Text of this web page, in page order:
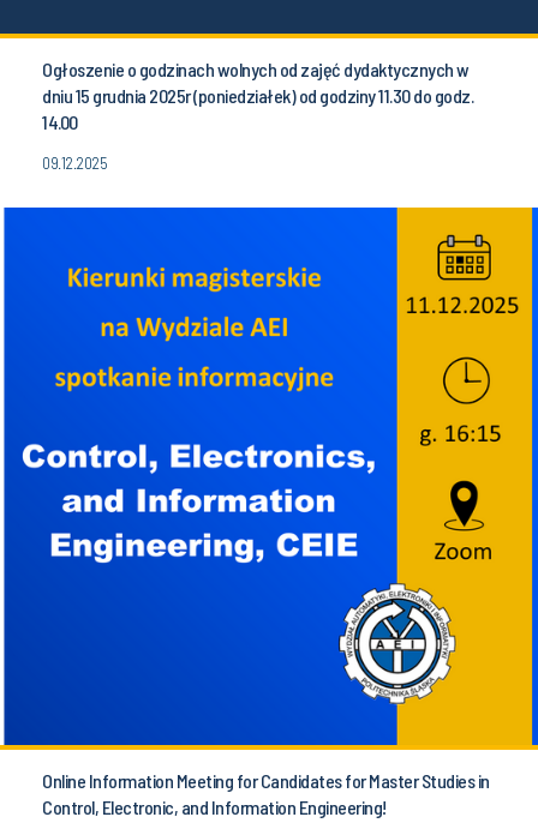
Ogłoszenie o godzinach wolnych od zajęć dydaktycznych w
dniu 15 grudnia 2025r (poniedziałek) od godziny 11.30 do godz.
14.00
09.12.2025
Online Information Meeting for Candidates for Master Studies in
Control, Electronic, and Information Engineering!